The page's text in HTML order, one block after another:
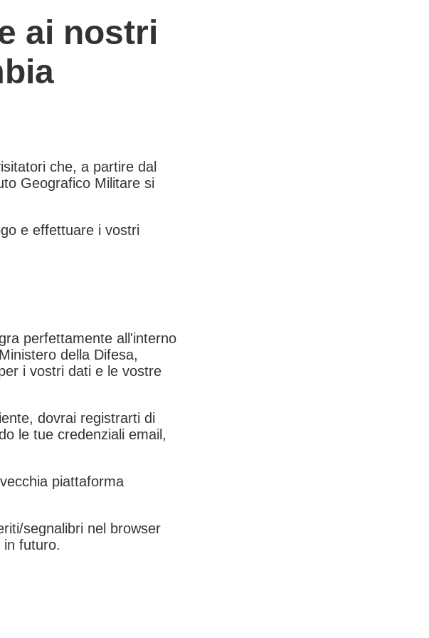
ai nostri
che, a partire dal
Geografico Militare si
e effettuare i vostri
perfettamente all'interno
della Difesa,
i vostri dati e le vostre
dovrai registrarti di
le tue credenziali email,
piattaforma
segnalibri nel browser
futuro.